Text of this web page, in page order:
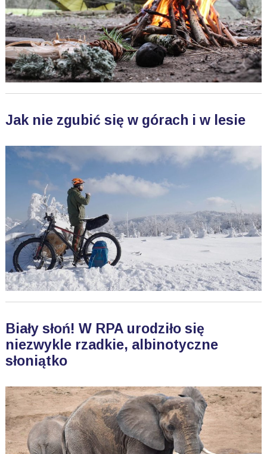
Jak nie zgubić się w górach i w lesie
Biały słoń! W RPA urodziło się
niezwykle rzadkie, albinotyczne
słoniątko